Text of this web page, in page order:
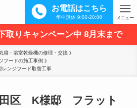
お電話はこちら
年中無休 9:00-20:00 メニュー
取りキャンペーン中 8月末まで
扇・浴室乾燥機の修理・交換
フードの施工事例
レンジフード取替工事
田区 K様邸 フラット